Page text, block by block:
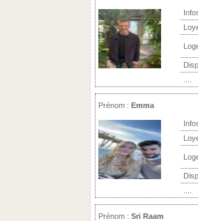
Prénom : Emma
Prénom : Sri Raam